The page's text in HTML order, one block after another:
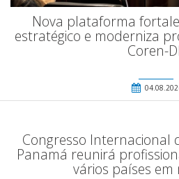
Nova plataforma
estratégico e moderniza
Coren-
Congresso Internacional
Panamá reunirá
vários países